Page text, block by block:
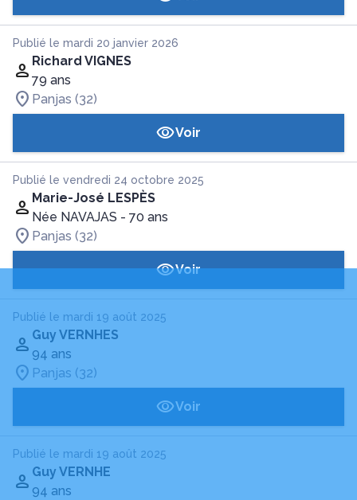
Publié le mardi 20 janvier 2026
Richard VIGNES
79 ans
Panjas (32)
Voir
Publié le vendredi 24 octobre 2025
Marie-José LESPÈS
Née NAVAJAS - 70 ans
Panjas (32)
Voir
Publié le mardi 19 août 2025
Guy VERNHES
94 ans
Panjas (32)
Voir
Publié le mardi 19 août 2025
Guy VERNHE
94 ans